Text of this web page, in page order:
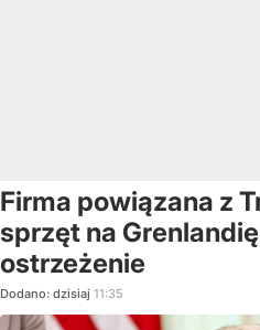
Firma powiązana z
sprzęt na
ostrzeżenie
Dodano: dzisiaj 11:35